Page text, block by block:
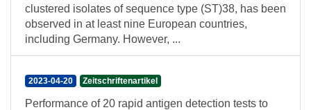
clustered isolates of sequence type (ST)38, has been
observed in at least nine European countries,
including Germany. However, ...
2023-04-20 Zeitschriftenartikel
Performance of 20 rapid antigen detection tests to